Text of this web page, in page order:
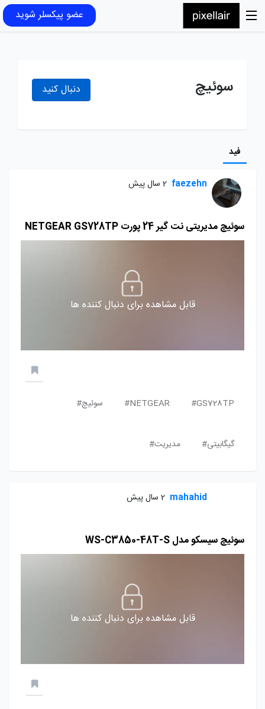
عضو پیکسلر شوید
سوئیچ دنبال کنید
فید
faezehn 2 سال پیش
سوئیچ مدیریتی نت گیر 24 پورت NETGEAR GS728TP
قابل مشاهده برای دنبال کننده ها
GS728TP#
NETGEAR# سوئیچ#
گیگابیتی# مدیریت#
mahahid 2 سال پیش
سوئیچ سیسکو مدل WS-C3850-48T-S
قابل مشاهده برای دنبال کننده ها